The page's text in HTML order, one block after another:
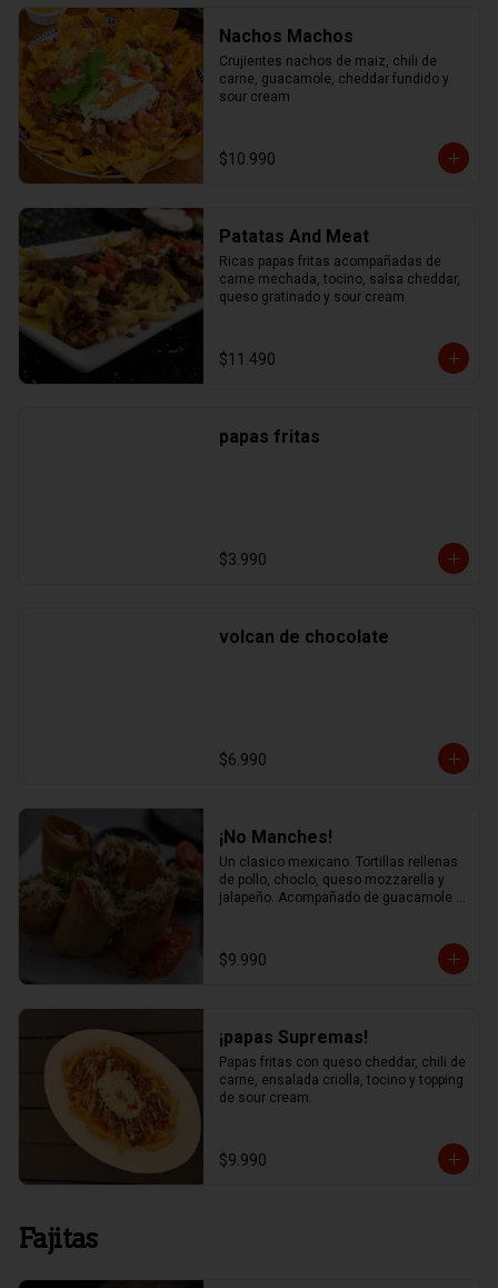
Nachos Machos
Crujientes nachos de maiz, chili de
carne, guacamole, cheddar fundido y
sour cream
$10.990
Patatas And Meat
Ricas papas fritas acompañadas de
carne mechada, tocino, salsa cheddar,
queso gratinado y sour cream
$11.490
papas fritas
$3.990
volcan de chocolate
$6.990
¡No Manches!
Un clasico mexicano. Tortillas rellenas
de pollo, choclo, queso mozzarella y
jalapeño. Acompañado de guacamole y
$9.990
¡papas Supremas!
Papas fritas con queso cheddar, chili de
carne, ensalada criolla, tocino y topping
de sour cream.
$9.990
Fajitas